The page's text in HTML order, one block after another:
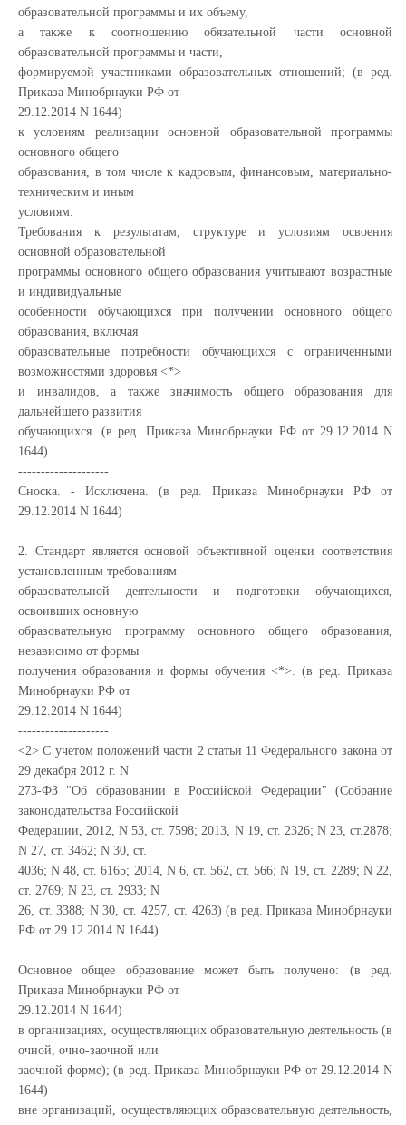
образовательной программы и их объему,
а также к соотношению обязательной части основной
образовательной программы и части,
формируемой участниками образовательных отношений; (в ред.
Приказа Минобрнауки РФ от
29.12.2014 N 1644)
к условиям реализации основной образовательной программы
основного общего
образования, в том числе к кадровым, финансовым, материально-
техническим и иным
условиям.
Требования к результатам, структуре и условиям освоения
основной образовательной
программы основного общего образования учитывают возрастные
и индивидуальные
особенности обучающихся при получении основного общего
образования, включая
образовательные потребности обучающихся с ограниченными
возможностями здоровья <*>
и инвалидов, а также значимость общего образования для
дальнейшего развития
обучающихся. (в ред. Приказа Минобрнауки РФ от 29.12.2014 N
1644)
--------------------
Сноска. - Исключена. (в ред. Приказа Минобрнауки РФ от
29.12.2014 N 1644)
2. Стандарт является основой объективной оценки соответствия
установленным требованиям
образовательной деятельности и подготовки обучающихся,
освоивших основную
образовательную программу основного общего образования,
независимо от формы
получения образования и формы обучения <*>. (в ред. Приказа
Минобрнауки РФ от
29.12.2014 N 1644)
--------------------
<2> С учетом положений части 2 статьи 11 Федерального закона от
29 декабря 2012 г. N
273-ФЗ "Об образовании в Российской Федерации" (Собрание
законодательства Российской
Федерации, 2012, N 53, ст. 7598; 2013, N 19, ст. 2326; N 23, ст.2878;
N 27, ст. 3462; N 30, ст.
4036; N 48, ст. 6165; 2014, N 6, ст. 562, ст. 566; N 19, ст. 2289; N 22,
ст. 2769; N 23, ст. 2933; N
26, ст. 3388; N 30, ст. 4257, ст. 4263) (в ред. Приказа Минобрнауки
РФ от 29.12.2014 N 1644)
Основное общее образование может быть получено: (в ред.
Приказа Минобрнауки РФ от
29.12.2014 N 1644)
в организациях, осуществляющих образовательную деятельность (в
очной, очно-заочной или
заочной форме); (в ред. Приказа Минобрнауки РФ от 29.12.2014 N
1644)
вне организаций, осуществляющих образовательную деятельность,